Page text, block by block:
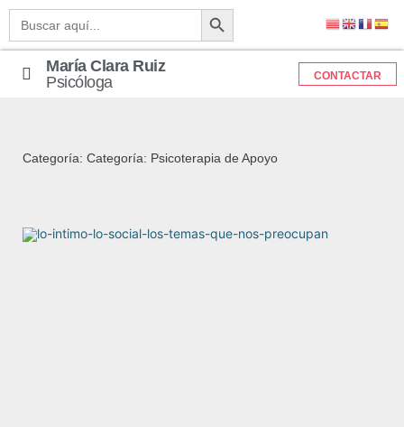
Buscar: Botón de búsqueda
María Clara Ruiz
Psicóloga
CONTACTAR
Categoría: Categoría: Psicoterapia de Apoyo